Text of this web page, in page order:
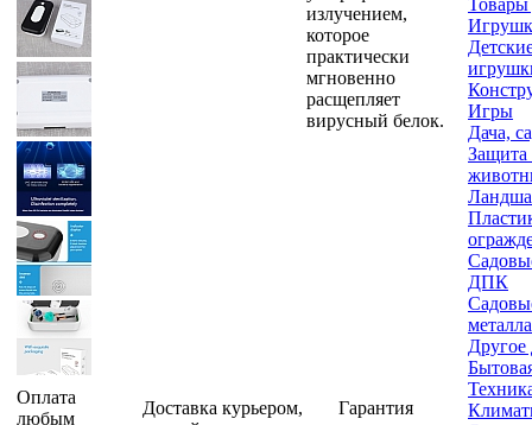
излучением,
которое
практически
мгновенно
расщепляет
вирусный белок.
Оплата
любым
Доставка курьером,
Гарантия
Товары
Игры
Дача,
Защита
ДПК
металла
Другое